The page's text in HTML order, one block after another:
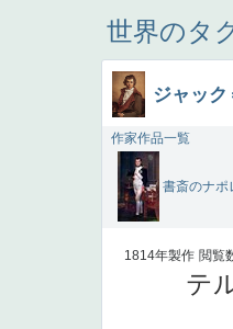
世界のタ
ジャッ
作家作品一覧
書斎のナポ
1814年製作 閲覧
テ